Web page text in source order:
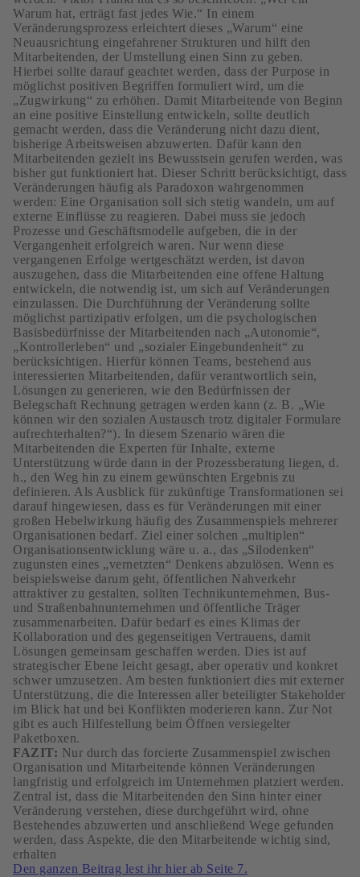
Warum hat, erträgt fast jedes Wie.“ In einem
Veränderungsprozess erleichtert dieses „Warum“ eine
Neuausrichtung eingefahrener Strukturen und hilft den
Mitarbeitenden, der Umstellung einen Sinn zu geben.
Hierbei sollte darauf geachtet werden, dass der Purpose in
möglichst positiven Begriffen formuliert wird, um die
„Zugwirkung“ zu erhöhen. Damit Mitarbeitende von Beginn
an eine positive Einstellung entwickeln, sollte deutlich
gemacht werden, dass die Veränderung nicht dazu dient,
bisherige Arbeitsweisen abzuwerten. Dafür kann den
Mitarbeitenden gezielt ins Bewusstsein gerufen werden, was
bisher gut funktioniert hat. Dieser Schritt berücksichtigt, dass
Veränderungen häufig als Paradoxon wahrgenommen
werden: Eine Organisation soll sich stetig wandeln, um auf
externe Einflüsse zu reagieren. Dabei muss sie jedoch
Prozesse und Geschäftsmodelle aufgeben, die in der
Vergangenheit erfolgreich waren. Nur wenn diese
vergangenen Erfolge wertgeschätzt werden, ist davon
auszugehen, dass die Mitarbeitenden eine offene Haltung
entwickeln, die notwendig ist, um sich auf Veränderungen
einzulassen. Die Durchführung der Veränderung sollte
möglichst partizipativ erfolgen, um die psychologischen
Basisbedürfnisse der Mitarbeitenden nach „Autonomie“,
„Kontrollerleben“ und „sozialer Eingebundenheit“ zu
berücksichtigen. Hierfür können Teams, bestehend aus
interessierten Mitarbeitenden, dafür verantwortlich sein,
Lösungen zu generieren, wie den Bedürfnissen der
Belegschaft Rechnung getragen werden kann (z. B. „Wie
können wir den sozialen Austausch trotz digitaler Formulare
aufrechterhalten?“). In diesem Szenario wären die
Mitarbeitenden die Experten für Inhalte, externe
Unterstützung würde dann in der Prozessberatung liegen, d.
h., den Weg hin zu einem gewünschten Ergebnis zu
definieren. Als Ausblick für zukünftige Transformationen sei
darauf hingewiesen, dass es für Veränderungen mit einer
großen Hebelwirkung häufig des Zusammenspiels mehrerer
Organisationen bedarf. Ziel einer solchen „multiplen“
Organisationsentwicklung wäre u. a., das „Silodenken“
zugunsten eines „vernetzten“ Denkens abzulösen. Wenn es
beispielsweise darum geht, öffentlichen Nahverkehr
attraktiver zu gestalten, sollten Technikunternehmen, Bus-
und Straßenbahnunternehmen und öffentliche Träger
zusammenarbeiten. Dafür bedarf es eines Klimas der
Kollaboration und des gegenseitigen Vertrauens, damit
Lösungen gemeinsam geschaffen werden. Dies ist auf
strategischer Ebene leicht gesagt, aber operativ und konkret
schwer umzusetzen. Am besten funktioniert dies mit externer
Unterstützung, die die Interessen aller beteiligter Stakeholder
im Blick hat und bei Konflikten moderieren kann. Zur Not
gibt es auch Hilfestellung beim Öffnen versiegelter
Paketboxen.
FAZIT: Nur durch das forcierte Zusammenspiel zwischen
Organisation und Mitarbeitende können Veränderungen
langfristig und erfolgreich im Unternehmen platziert werden.
Zentral ist, dass die Mitarbeitenden den Sinn hinter einer
Veränderung verstehen, diese durchgeführt wird, ohne
Bestehendes abzuwerten und anschließend Wege gefunden
werden, dass Aspekte, die den Mitarbeitende wichtig sind,
erhalten
Den ganzen Beitrag lest ihr hier ab Seite 7.